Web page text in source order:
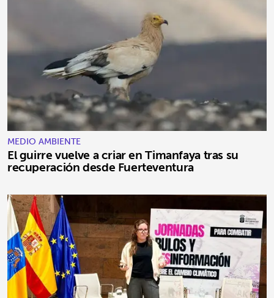
MEDIO AMBIENTE
El guirre vuelve a criar en Timanfaya tras su
recuperación desde Fuerteventura